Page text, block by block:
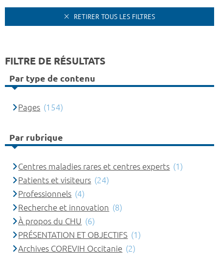
RETIRER TOUS LES FILTRES
FILTRE DE RÉSULTATS
Par type de contenu
Pages (154)
Par rubrique
Centres maladies rares et centres experts (1)
Patients et visiteurs (24)
Professionnels (4)
Recherche et innovation (8)
À propos du CHU (6)
PRÉSENTATION ET OBJECTIFS (1)
Archives COREVIH Occitanie (2)